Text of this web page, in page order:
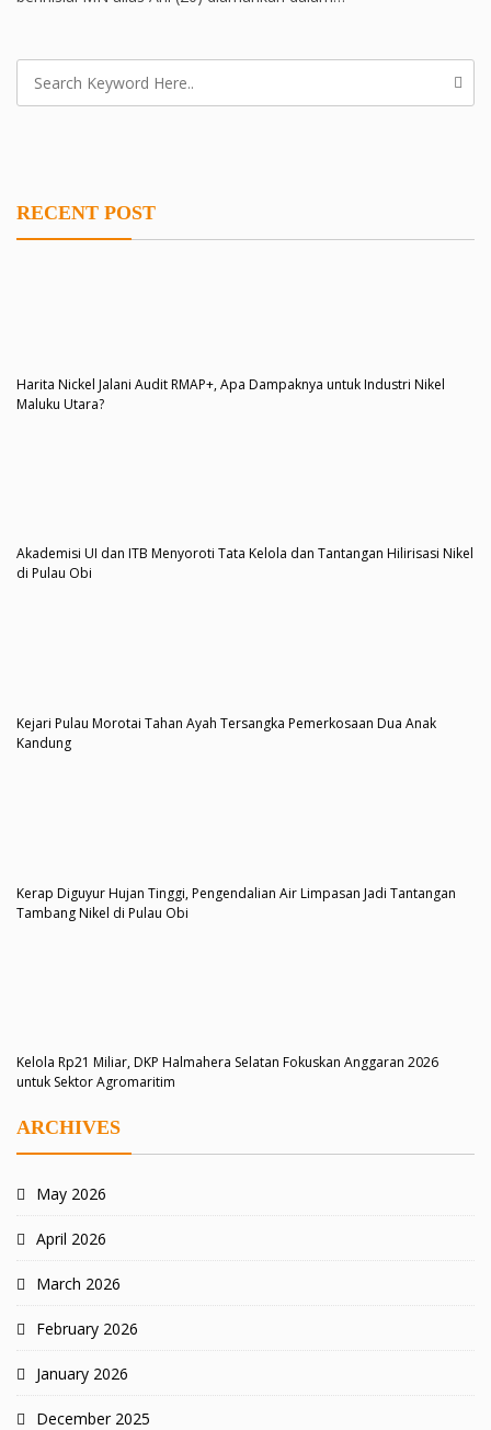
RECENT POST
Harita Nickel Jalani Audit RMAP+, Apa Dampaknya untuk Industri Nikel
Maluku Utara?
Akademisi UI dan ITB Menyoroti Tata Kelola dan Tantangan Hilirisasi Nikel
di Pulau Obi
Kejari Pulau Morotai Tahan Ayah Tersangka Pemerkosaan Dua Anak
Kandung
Kerap Diguyur Hujan Tinggi, Pengendalian Air Limpasan Jadi Tantangan
Tambang Nikel di Pulau Obi
Kelola Rp21 Miliar, DKP Halmahera Selatan Fokuskan Anggaran 2026
untuk Sektor Agromaritim
ARCHIVES
May 2026
April 2026
March 2026
February 2026
January 2026
December 2025